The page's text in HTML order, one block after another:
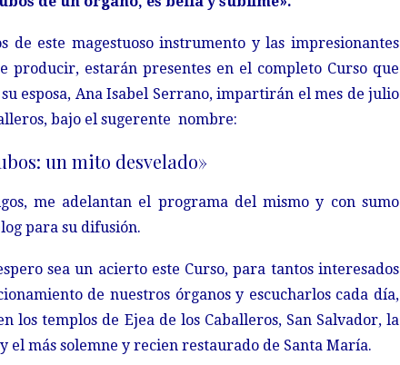
de este magestuoso instrumento y las impresionantes
producir, estarán presentes en el completo Curso que
esposa, Ana Isabel Serrano, impartirán el mes de julio
bajo el sugerente nombre:
un mito desvelado»
me adelantan el programa del mismo y con sumo
para su difusión.
sea un acierto este Curso, para tantos interesados
de nuestros órganos y escucharlos cada día,
los templos de Ejea de los Caballeros, San Salvador, la
el más solemne y recien restaurado de Santa María.